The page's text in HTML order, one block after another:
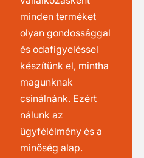
minden terméket
olyan gondossággal
és odafigyeléssel
készítünk el, mintha
magunknak
csinálnánk. Ezért
nálunk az
ügyfélélmény és a
minőség alap.